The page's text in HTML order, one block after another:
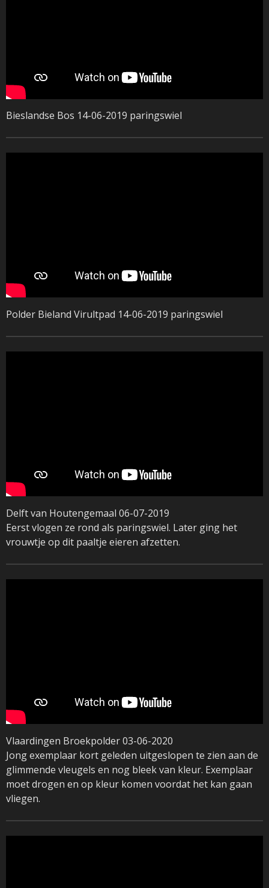
Bieslandse Bos 14-06-2019 paringswiel
Polder Bieland Virultpad 14-06-2019 paringswiel
Delft van Houtengemaal 06-07-2019
Eerst vlogen ze rond als paringswiel. Later ging het
vrouwtje op dit paaltje eieren afzetten.
Vlaardingen Broekpolder 03-06-2020
Jong exemplaar kort geleden uitgeslopen te zien aan de
glimmende vleugels en nog bleek van kleur. Exemplaar
moet drogen en op kleur komen voordat het kan gaan
vliegen.